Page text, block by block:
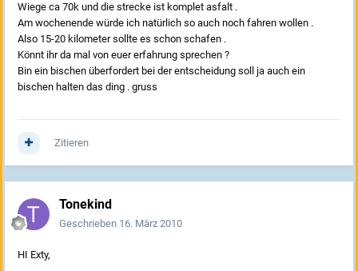
Wiege ca 70k und die strecke ist komplet asfalt .
Am wochenende würde ich natürlich so auch noch fahren wollen .
Also 15-20 kilometer sollte es schon schafen .
Könnt ihr da mal von euer erfahrung sprechen ?
Bin ein bischen überfordert bei der entscheidung soll ja auch ein
bischen halten das ding . gruss
Zitieren
Tonekind
Geschrieben 16. März 2010
HI Exty,